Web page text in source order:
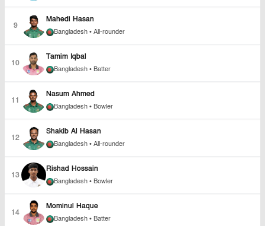
9
Mahedi Hasan
Bangladesh • All-rounder
10
Tamim Iqbal
Bangladesh • Batter
11
Nasum Ahmed
Bangladesh • Bowler
12
Shakib Al Hasan
Bangladesh • All-rounder
13
Rishad Hossain
Bangladesh • Bowler
14
Mominul Haque
Bangladesh • Batter